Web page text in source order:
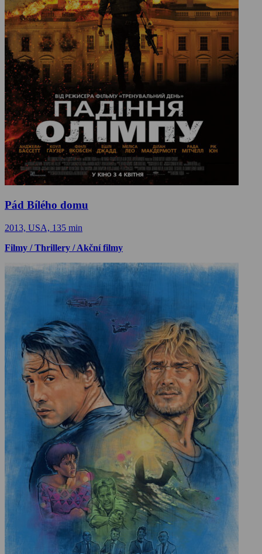
Pád Bílého domu
2013, USA, 135 min
Filmy / Thrillery / Akční filmy